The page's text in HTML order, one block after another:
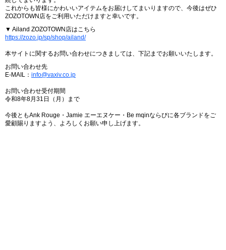
これからも皆様にかわいいアイテムをお届けしてまいりますので、今後はぜひ
ZOZOTOWN店をご利用いただけますと幸いです。
▼ Ailand ZOZOTOWN店はこちら
https://zozo.jp/sp/shop/ailand/
本サイトに関するお問い合わせにつきましては、下記までお願いいたします。
お問い合わせ先
E-MAIL： info@vaxiv.co.jp
お問い合わせ受付期間
令和8年8月31日（月）まで
今後ともAnk Rouge・Jamie エーエヌケー・Be mqinならびに各ブランドをご
愛顧賜りますよう、よろしくお願い申し上げます。